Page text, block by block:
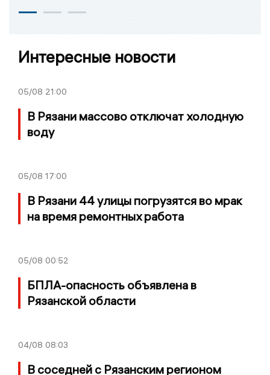
Интересные новости
05/08 21:00
В Рязани массово отключат холодную
воду
05/08 17:00
В Рязани 44 улицы погрузятся во мрак
на время ремонтных работа
05/08 00:52
БПЛА-опасность объявлена в
Рязанской области
04/08 08:03
В соседней с Рязанским регионом